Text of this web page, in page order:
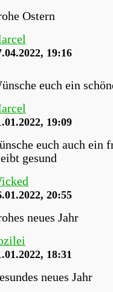
Ostern
19:16
euch ein
19:09
euch auch ein
gesund
20:55
neues Jahr
18:31
neues Jahr